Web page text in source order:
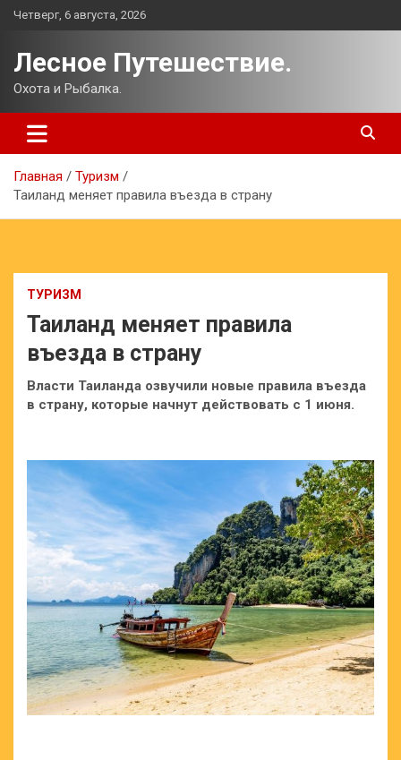
Перейти
Четверг, 6 августа, 2026
Лесное Путешествие.
Охота и Рыбалка.
Главная
Туризм
Таиланд меняет правила въезда в страну
ТУРИЗМ
Таиланд меняет правила
въезда в страну
Власти Таиланда озвучили новые правила въезда
в страну, которые начнут действовать с 1 июня.